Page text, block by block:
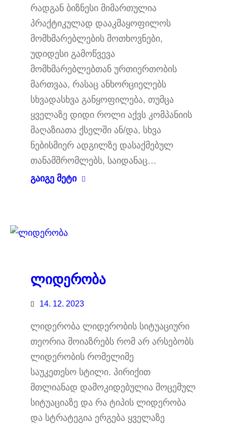
რადგან ბიზნესი მიმართულია
პრაქტიკულად დააკმაყოფილოს
მომხმარებლების მოთხოვნები,
უდიდესი გამოწვევა
მომხმარებლებთან ურთიერთობის
მართვაა, რასაც ანხორციელებს
სხვადასხვა განყოფილება, თუმცა
ყველაზე დიდი როლი აქვს კომპანიის
მაღაზიათა ქსელში ან/და, სხვა
ნებისმიერ ადგილზე დასაქმებულ
თანამშრომლებს, საიდანაც…
გაიგე მეტი
ლიდერობა
14. 12. 2023
ლიდერობა ლიდერობის სიტუაციური
თეორია მოიაზრებს რომ არ არსებობს
ლიდერობის რომელიმე
საუკეთესო სტილი. პირიქით
მთლიანად დამოკიდებულია მოცემულ
სიტუაციაზე და რა ტიპის ლიდერობა
და სტრატეგია ერგება ყველაზე